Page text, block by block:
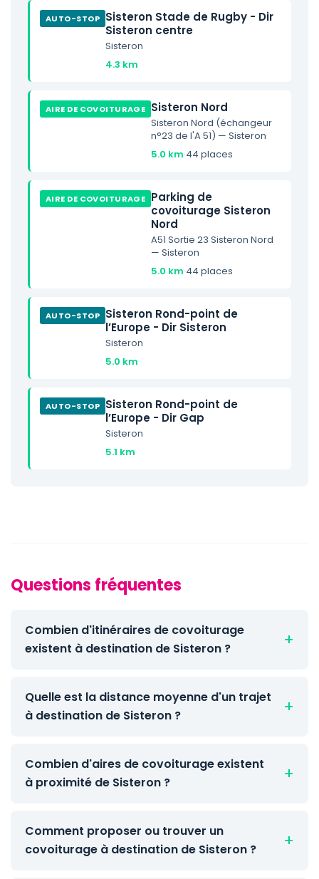
AUTO-STOP Sisteron Stade de Rugby - Dir
Sisteron centre
Sisteron
4.3 km
AIRE DE COVOITURAGE Sisteron Nord
Sisteron Nord (échangeur
n°23 de l'A 51) — Sisteron
5.0 km·44 places
AIRE DE COVOITURAGE Parking de
covoiturage Sisteron
Nord
A51 Sortie 23 Sisteron Nord
— Sisteron
5.0 km·44 places
AUTO-STOP Sisteron Rond-point de
l’Europe - Dir Sisteron
Sisteron
5.0 km
AUTO-STOP Sisteron Rond-point de
l’Europe - Dir Gap
Sisteron
5.1 km
Questions fréquentes
Combien d'itinéraires de covoiturage
existent à destination de Sisteron ?
Quelle est la distance moyenne d'un trajet
à destination de Sisteron ?
Combien d'aires de covoiturage existent
à proximité de Sisteron ?
Comment proposer ou trouver un
covoiturage à destination de Sisteron ?